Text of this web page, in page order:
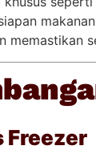
memastikan
Freezer